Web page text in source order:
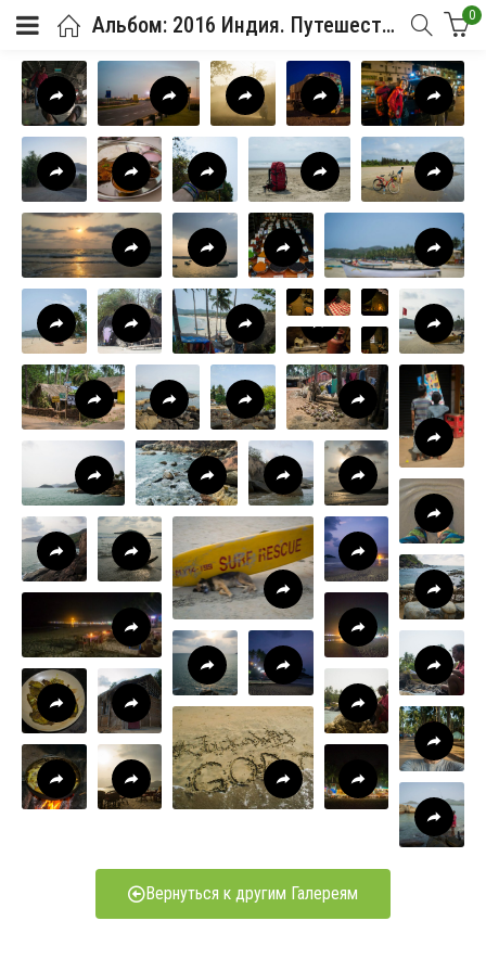
Альбом: 2016 Индия. Путешествие автостопом на ГОА 0
Вернуться к другим Галереям